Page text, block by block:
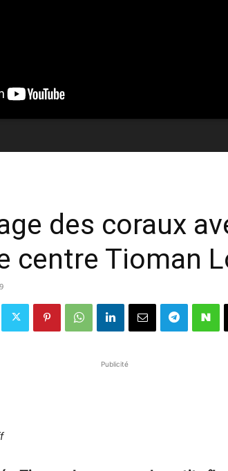
des coraux
centre Tioman
Publicité